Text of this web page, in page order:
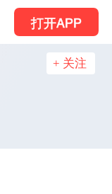
打开APP
+ 关注